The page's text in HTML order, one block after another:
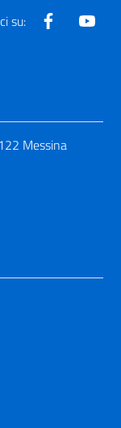
su: Facebook
Messina